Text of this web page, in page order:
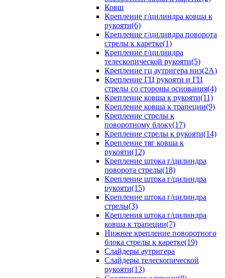
Ковш
Крепление г/цилиндра ковша к
рукояти(6)
Крепление г/цилиндра поворота
стрелы к каретке(1)
Крепление г/цилиндра
телескопической рукояти(5)
Крепление гц аутригера низ(2А)
Крепление ГЦ рукояти и ГЦ
стрелы со стороны основания(4)
Крепление ковша к рукояти(11)
Крепление ковша к трапеции(9)
Крепление стрелы к
поворотному блоку(17)
Крепление стрелы к рукояти(14)
Крепление тяг ковша к
рукояти(12)
Крепление штока г/цилиндра
поворота стрелы(18)
Крепление штока г/цилиндра
рукояти(15)
Крепление штока г/цилиндра
стрелы(3)
Крепления штока г/цилиндра
ковша к трапеции(7)
Нижнее крепление поворотного
блока стрелы к каретке(19)
Слайдеры аутригера
Слайдеры телескопической
рукояти(13)